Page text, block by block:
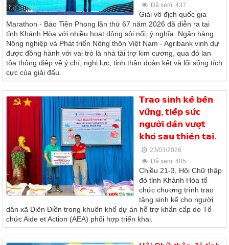
Đã xem: 437
Giải vô địch quốc gia
Marathon - Báo Tiền Phong lần thứ 67 năm 2026 đã diễn ra tại
tỉnh Khánh Hòa với nhiều hoạt động sôi nổi, ý nghĩa. Ngân hàng
Nông nghiệp và Phát triển Nông thôn Việt Nam - Agribank vinh dự
được đồng hành với vai trò là nhà tài trợ kim cương, qua đó lan
tỏa thông điệp về ý chí, nghị lực, tinh thần đoàn kết và lối sống tích
cực của giải đấu.
𝗧𝗿𝗮𝗼 𝘀𝗶𝗻𝗵 𝗸𝗲̂́ 𝗯𝗲̂̀𝗻
𝘃𝘂̛̃𝗻𝗴, 𝘁𝗶𝗲̂́𝗽 𝘀𝘂̛́𝗰
𝗻𝗴𝘂̛𝗼̛̀𝗶 𝗱𝗮̂𝗻 𝘃𝘂̛𝗼̛̣𝘁
𝗸𝗵𝗼́ 𝘀𝗮𝘂 𝘁𝗵𝗶𝗲̂𝗻 𝘁𝗮𝗶.
23/03/2026
Đã xem: 485
Chiều 21-3, Hội Chữ thập
đỏ tỉnh Khánh Hòa tổ
chức chương trình trao
tặng sinh kế cho người
dân xã Diên Điền trong khuôn khổ dự án hỗ trợ khẩn cấp do Tổ
chức Aide et Action (AEA) phối hợp triển khai.